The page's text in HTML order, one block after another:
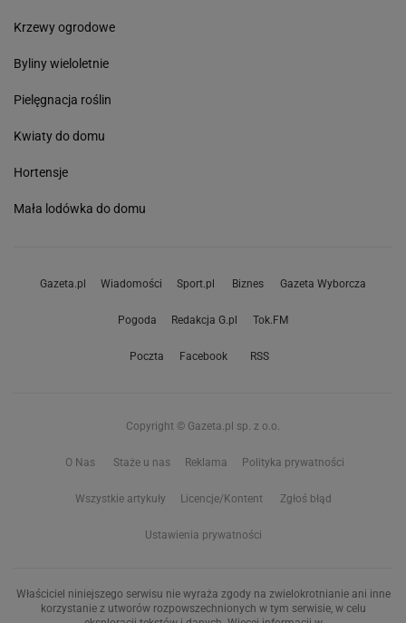
Krzewy ogrodowe
Byliny wieloletnie
Pielęgnacja roślin
Kwiaty do domu
Hortensje
Mała lodówka do domu
Gazeta.pl Wiadomości Sport.pl Biznes Gazeta Wyborcza
Pogoda Redakcja G.pl Tok.FM
Poczta Facebook RSS
Copyright © Gazeta.pl sp. z o.o.
O Nas Staże u nas Reklama Polityka prywatności
Wszystkie artykuły Licencje/Kontent Zgłoś błąd
Ustawienia prywatności
Właściciel niniejszego serwisu nie wyraża zgody na zwielokrotnianie ani inne
korzystanie z utworów rozpowszechnionych w tym serwisie, w celu